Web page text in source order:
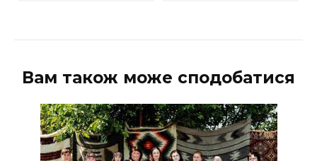
Вам також може сподобатися